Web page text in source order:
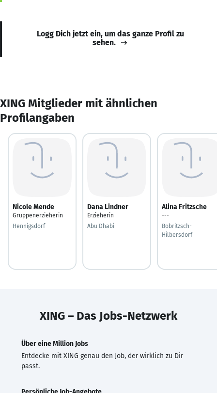
Logg Dich jetzt ein, um das ganze Profil zu
sehen.
XING Mitglieder mit ähnlichen
Profilangaben
Nicole Mende
Gruppenerzieherin
Hennigsdorf
Dana Lindner
Erzieherin
Abu Dhabi
Alina Fritzsche
---
Bobritzsch-
Hilbersdorf
XING – Das Jobs-Netzwerk
Über eine Million Jobs
Entdecke mit XING genau den Job, der wirklich zu Dir
passt.